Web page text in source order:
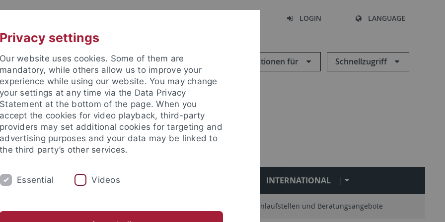
LOGIN LANGUAGE
Informationen für Schnellzugriff
FORSCHUNG INTERNATIONAL
Zentrale Anlaufstellen und Beratungsangebote
Privacy settings
Our website uses cookies. Some of them are
mandatory, while others allow us to improve your
experience while using our website. You may change
your settings at any time via the Data Privacy
Statement at the bottom of the page. When you
accept the cookies for video playback, third-party
providers may set additional cookies for targeting and
advertising purposes and your data may be linked to
the third party’s other services.
Essential Videos